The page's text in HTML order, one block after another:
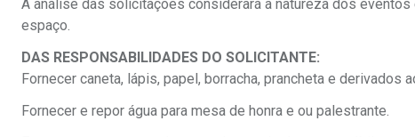
A análise das solicitações considerará a natureza dos
espaço.
DAS RESPONSABILIDADES DO SOLICITANTE:
Fornecer caneta, lápis, papel, borracha, prancheta e derivados
Fornecer e repor água para mesa de honra e ou palestrante.